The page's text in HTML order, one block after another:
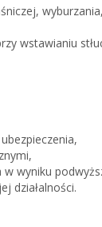
wstawianiu
wyniku
działalności.